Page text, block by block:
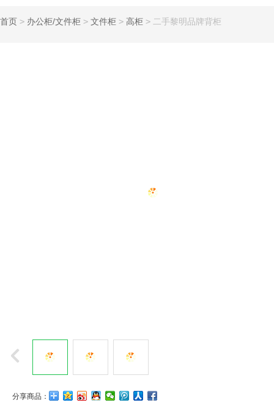
首页 > 办公柜/文件柜 > 文件柜 > 高柜 > 二手黎明品牌背柜
分享商品：